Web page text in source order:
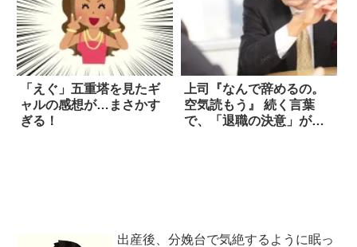
「えぐ」五重塔を見たギ
ャルの感想が…まさかす
ぎる！
上司『なんで辞めるの。
空気読もう』 続く言葉
で、「退職の決意」が完
出産後、分娩台で気絶するように眠っ